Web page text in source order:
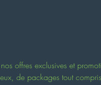
offres exclusives et
de packages tout